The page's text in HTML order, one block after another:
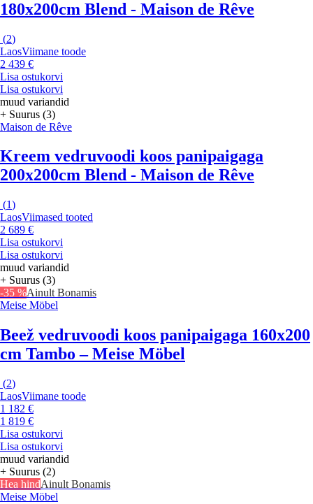
180x200cm Blend - Maison de Rêve
(2)
LaosViimane toode
2 439 €
Lisa ostukorvi
Lisa ostukorvi
muud variandid
+ Suurus (3)
Maison de Rêve
Kreem vedruvoodi koos panipaigaga
200x200cm Blend - Maison de Rêve
(1)
LaosViimased tooted
2 689 €
Lisa ostukorvi
Lisa ostukorvi
muud variandid
+ Suurus (3)
-35 %Ainult Bonamis
Meise Möbel
Beež vedruvoodi koos panipaigaga 160x200
cm Tambo – Meise Möbel
(2)
LaosViimane toode
1 182 €
1 819 €
Lisa ostukorvi
Lisa ostukorvi
muud variandid
+ Suurus (2)
Hea hindAinult Bonamis
Meise Möbel